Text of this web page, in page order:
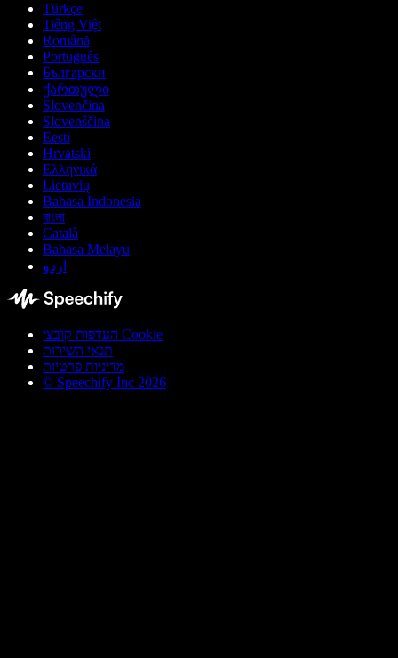
Türkçe
Tiếng Việt
Română
Português
Български
ქართული
Slovenčina
Slovenščina
Eesti
Hrvatski
Ελληνικά
Lietuvių
Bahasa Indonesia
বাংলা
Català
Bahasa Melayu
اردو
העדפות קובצי Cookie
תנאי השירות
מדיניות פרטיות
© Speechify Inc 2026